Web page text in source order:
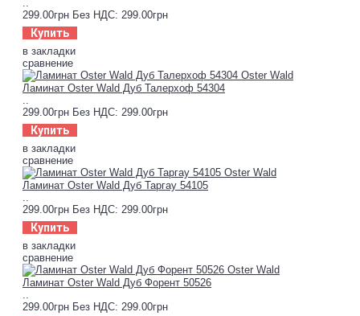
299.00грн Без НДС: 299.00грн
Купить
в закладки
сравнение
Ламинат Oster Wald Дуб Талерхоф 54304
299.00грн Без НДС: 299.00грн
Купить
в закладки
сравнение
Ламинат Oster Wald Дуб Таргау 54105
299.00грн Без НДС: 299.00грн
Купить
в закладки
сравнение
Ламинат Oster Wald Дуб Форент 50526
299.00грн Без НДС: 299.00грн